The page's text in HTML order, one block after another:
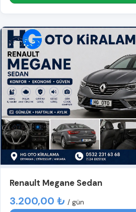
Renault Megane Sedan
3.200,00 ₺ / gün